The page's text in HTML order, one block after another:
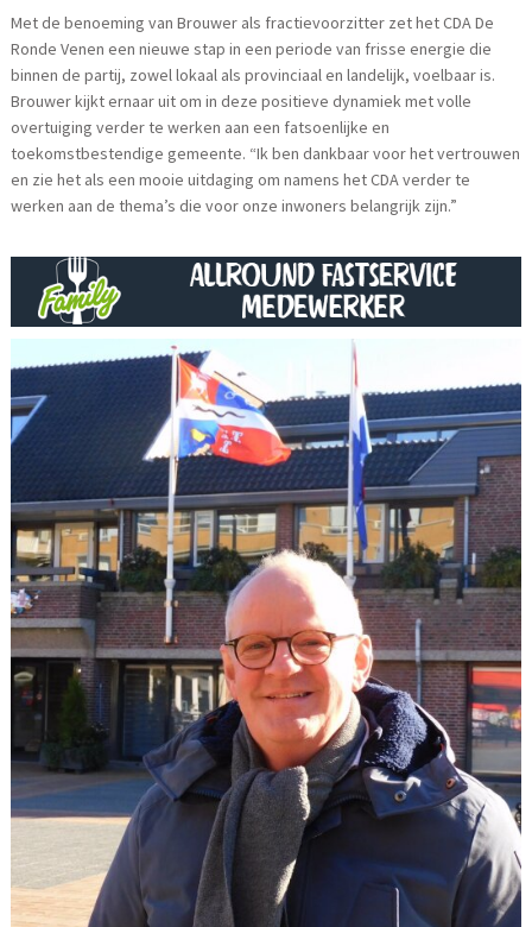
Met de benoeming van Brouwer als fractievoorzitter zet het CDA De
Ronde Venen een nieuwe stap in een periode van frisse energie die
binnen de partij, zowel lokaal als provinciaal en landelijk, voelbaar is.
Brouwer kijkt ernaar uit om in deze positieve dynamiek met volle
overtuiging verder te werken aan een fatsoenlijke en
toekomstbestendige gemeente. “Ik ben dankbaar voor het vertrouwen
en zie het als een mooie uitdaging om namens het CDA verder te
werken aan de thema’s die voor onze inwoners belangrijk zijn.”